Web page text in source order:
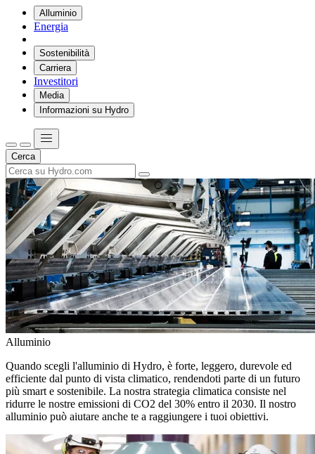
Alluminio
Energia
Sostenibilità
Carriera
Investitori
Media
Informazioni su Hydro
Cerca
Alluminio
Quando scegli l'alluminio di Hydro, è forte, leggero, durevole ed
efficiente dal punto di vista climatico, rendendoti parte di un futuro
più smart e sostenibile. La nostra strategia climatica consiste nel
ridurre le nostre emissioni di CO2 del 30% entro il 2030. Il nostro
alluminio può aiutare anche te a raggiungere i tuoi obiettivi.